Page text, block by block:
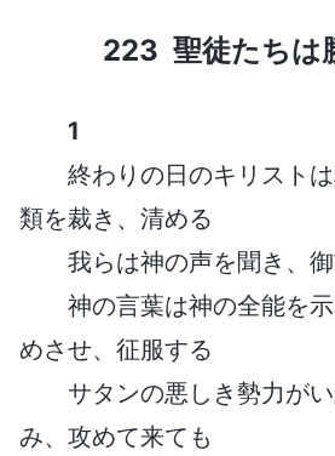
223 聖徒たちは
1
終わりの日のキリスト
類を裁き、清める
我らは神の声を聞き、
神の言葉は神の全能を
めさせ、征服する
サタンの悪しき勢力が
み、攻めて来ても